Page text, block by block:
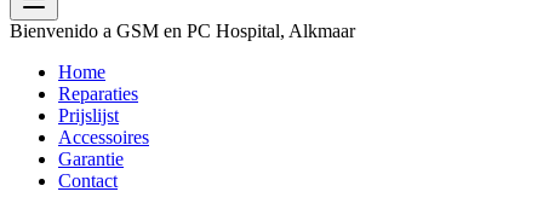
Bienvenido a GSM en PC Hospital, Alkmaar
Home
Reparaties
Prijslijst
Accessoires
Garantie
Contact